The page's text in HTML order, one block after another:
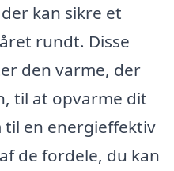
kan sikre et
rundt. Disse
den varme, der
til at opvarme dit
en energieffektiv
de fordele, du kan